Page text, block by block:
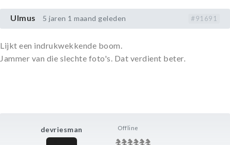
Ulmus 5 jaren 1 maand geleden #91691
devriesman Offline
Lijkt een indrukwekkende boom.
Jammer van die slechte foto's. Dat verdient beter.